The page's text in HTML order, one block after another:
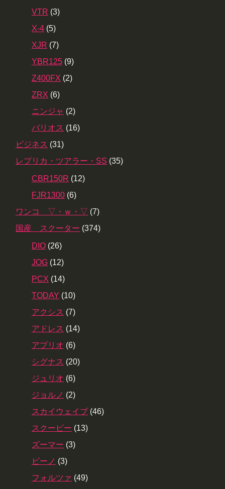
VTR (3)
X-4 (5)
XJR (7)
YBR125 (9)
Z400FX (2)
ZRX (6)
ニンジャ (2)
バリオス (16)
ビジネス (31)
レプリカ・ツアラー・SS (35)
CBR150R (12)
FJR1300 (6)
ワンコ ▽・ｗ・▽ (7)
国産 スクーター (374)
DIO (26)
JOG (12)
PCX (14)
TODAY (10)
アクシス (7)
アドレス (14)
アプリオ (6)
シグナス (20)
ジュリオ (6)
ジョルノ (2)
スカイウェイブ (46)
スクーピー (13)
ズーマー (3)
ビーノ (3)
フォルツァ (49)